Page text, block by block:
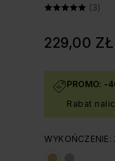
(3)
229,00 ZŁ
PROMO: -
Rabat